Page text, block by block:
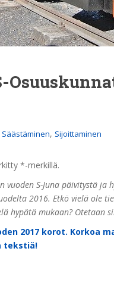
Säästäminen, Sijoittaminen
*-merkillä.
S-Juna päivitystä ja
2016. Etkö vielä ole
hypätä mukaan? Otetaan
2017 korot. Korkoa
tekstiä!